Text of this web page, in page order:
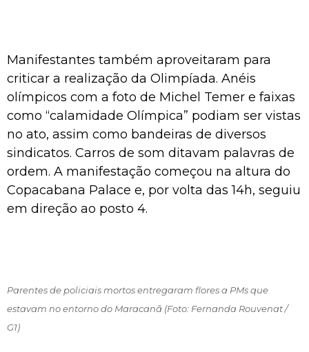
Manifestantes também aproveitaram para
criticar a realização da Olimpíada. Anéis
olímpicos com a foto de Michel Temer e faixas
como “calamidade Olímpica” podiam ser vistas
no ato, assim como bandeiras de diversos
sindicatos. Carros de som ditavam palavras de
ordem. A manifestação começou na altura do
Copacabana Palace e, por volta das 14h, seguiu
em direção ao posto 4.
Parentes de policiais mortos entregaram flores a PMs que
estavam no entorno do Maracanã (Foto: Fernanda Rouvenat /
G1)